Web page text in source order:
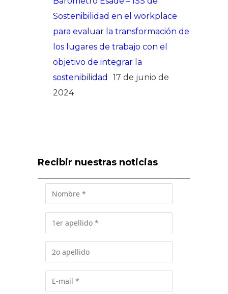
Sostenibilidad en el workplace
para evaluar la transformación de
los lugares de trabajo con el
objetivo de integrar la
sostenibilidad
17 de junio de
2024
Recibir nuestras noticias